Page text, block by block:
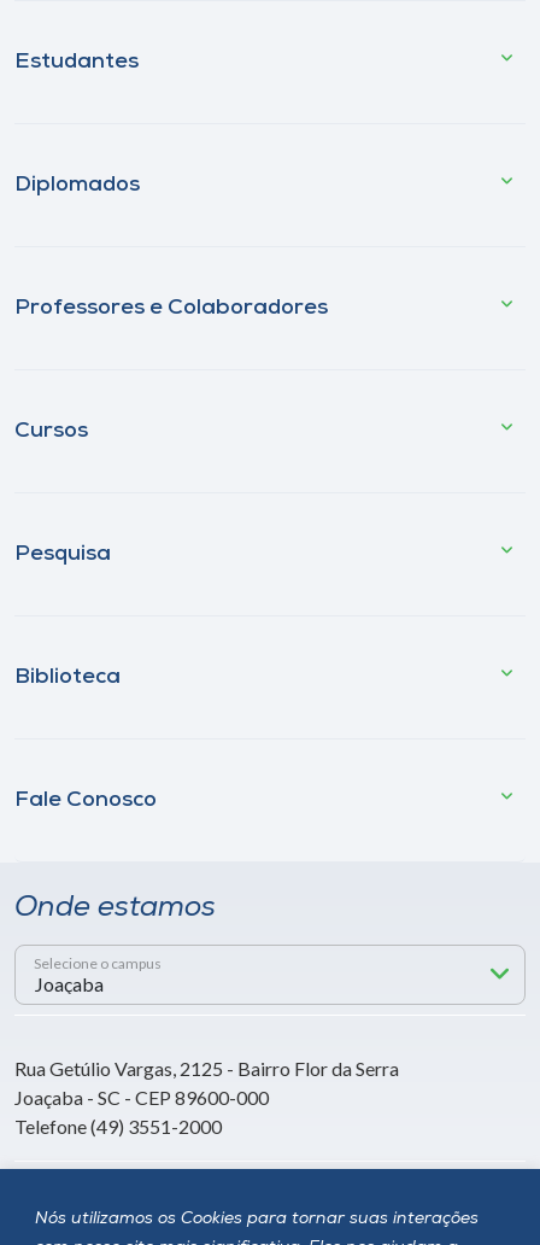
Nós utilizamos os Cookies para tornar suas interações
Estudantes
Diplomados
Professores e Colaboradores
Cursos
Pesquisa
Biblioteca
Fale Conosco
Onde estamos
Selecione o campus
Rua Getúlio Vargas, 2125 - Bairro Flor da Serra
Joaçaba - SC - CEP 89600-000
Telefone (49) 3551-2000
Siga a Unoesc